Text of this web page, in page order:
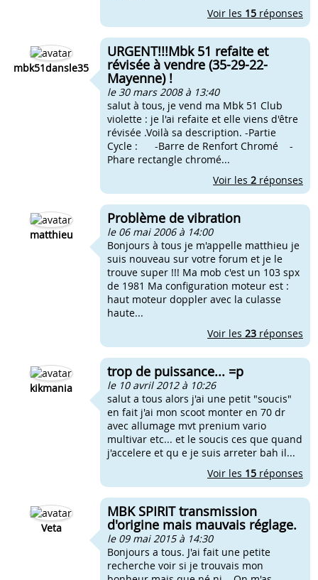
Voir les 15 réponses
mbk51dansle35
URGENT!!!Mbk 51 refaite et
révisée à vendre (35-29-22-
Mayenne) !
le 30 mars 2008 à 13:40
salut à tous, je vend ma Mbk 51 Club
violette : je l'ai refaite et elle viens d'être
révisée .Voilà sa description. -Partie
Cycle : -Barre de Renfort Chromé -
Phare rectangle chromé...
Voir les 2 réponses
matthieu
Problème de vibration
le 06 mai 2006 à 14:00
Bonjours à tous je m'appelle matthieu je
suis nouveau sur votre forum et je le
trouve super !!! Ma mob c'est un 103 spx
de 1981 Ma configuration moteur est :
haut moteur doppler avec la culasse
haute...
Voir les 23 réponses
kikmania
trop de puissance... =p
le 10 avril 2012 à 10:26
salut a tous alors j'ai une petit "soucis"
en fait j'ai mon scoot monter en 70 dr
avec allumage mvt prenium vario
multivar etc... et le soucis ces que quand
j'accelere et qu e je suis arreter bah il...
Voir les 15 réponses
Veta
MBK SPIRIT transmission
d'origine mais mauvais réglage.
le 09 mai 2015 à 14:30
Bonjours a tous. J'ai fait une petite
recherche voir si je trouvais mon